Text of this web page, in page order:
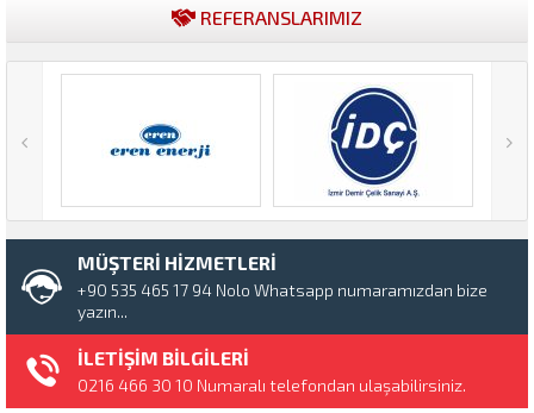
REFERANSLARIMIZ
MÜŞTERİ HİZMETLERİ
+90 535 465 17 94 Nolo Whatsapp numaramızdan bize
yazın...
İLETİŞİM BİLGİLERİ
0216 466 30 10 Numaralı telefondan ulaşabilirsiniz.